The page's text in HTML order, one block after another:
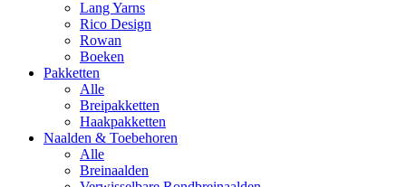
Lang Yarns
Rico Design
Rowan
Boeken
Pakketten
Alle
Breipakketten
Haakpakketten
Naalden & Toebehoren
Alle
Breinaalden